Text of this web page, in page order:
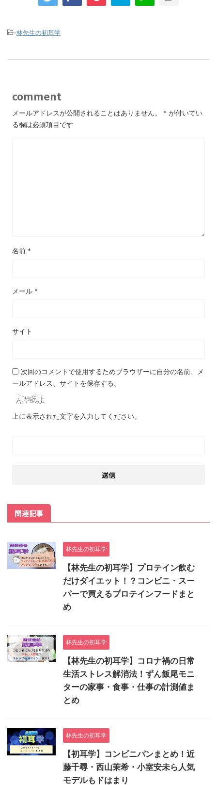
-林先生の初耳学
comment
メールアドレスが公開されることはありません。 * が付いてい
る欄は必須項目です
名前 *
メール *
サイト
次回のコメントで使用するためブラウザーに自分の名前、メ
ールアドレス、サイトを保存する。
上に表示された文字を入力してください。
関連記事
林先生の初耳学
【林先生の初耳学】プロテイン飲む
だけダイエット！？コンビニ・スー
パーで買えるプロテインフードまと
め
林先生の初耳学
【林先生の初耳学】コロナ禍の日常
生活ストレス解消法！ずん飯尾モニ
ターの家事・食事・仕事の計測値ま
とめ
林先生の初耳学
【初耳学】コンビニパンまとめ！近
藤千尋・西山茉希・小室安未ら人気
モデルもドはまり